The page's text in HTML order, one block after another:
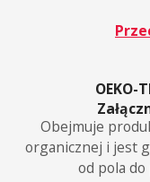
OEKO-
Obejmuje
organicznej i jest
od pola